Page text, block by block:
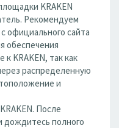
KRAKEN
Рекомендуем
официального сайта
обеспечения
KRAKEN, так как
распределенную
и
После
дождитесь полного